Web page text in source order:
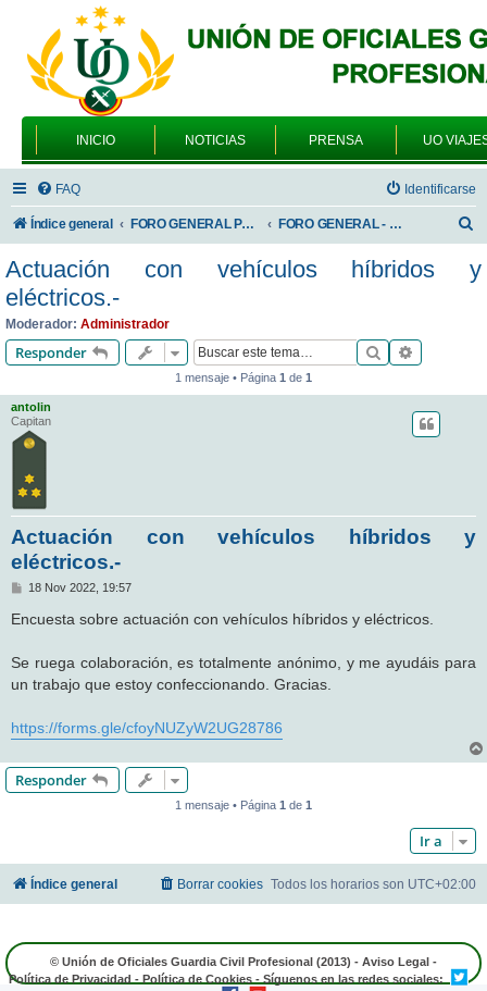
INICIO NOTICIAS PRENSA UO
FAQ Identificarse
Índice general FORO GENERAL PARA TODOS LOS USUARIOS FORO GENERAL - TEMAS GENERALES
s
Actuación con vehículos híbridos y
eléctricos.-
Moderador: Administrador
Responder Buscar
1 mensaje • Página 1 de 1
antolin
Capitan
Actuación con vehículos híbridos y
eléctricos.-
M
n
s
e
18 Nov 2022, 19:57
Encuesta sobre actuación con vehículos híbridos y eléctricos.
Se ruega colaboración, es totalmente anónimo, y me ayudáis para
un trabajo que estoy confeccionando. Gracias.
https://forms.gle/cfoyNUZyW2UG28786
Responder
1 mensaje • Página 1 de 1
Ir a
Índice general Todos los horarios son UTC+02:00
Borrar cookies
© Unión de Oficiales Guardia Civil Profesional (2013) - Aviso Legal -
Política de Privacidad - Política de Cookies - Síguenos en las redes sociales: